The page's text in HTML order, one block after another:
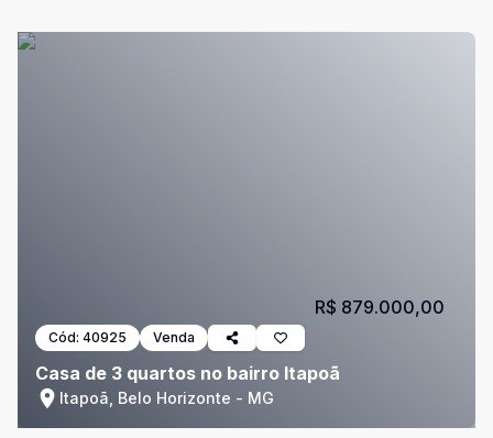
Cód: 40925 Venda
Casa de 3 quartos no bairro Itapoã
Itapoã, Belo Horizonte - MG
R$ 879.000,00